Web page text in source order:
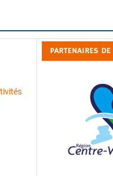
PARTENAIRES